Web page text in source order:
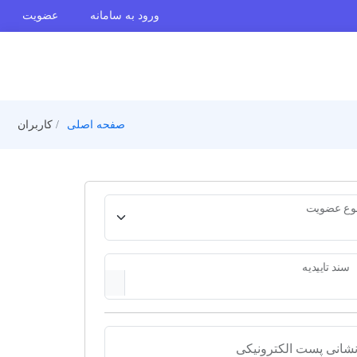
ورود به سامانه عضویت
صفحه اصلی کاربران
عضویت
سند تاییدیه
نشانی پست الکترونیکی